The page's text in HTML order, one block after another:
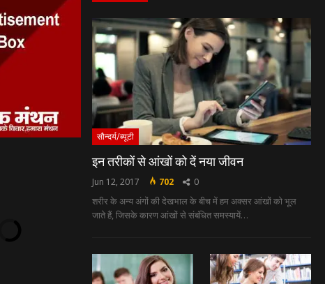
सौन्दर्य/ब्यूटी
इन तरीकों से आंखों को दें नया जीवन
Jun 12, 2017 702 0
शरीर के अन्‍य अंगों की देखभाल के बीच में हम अक्‍सर आंखों को भूल
जाते हैं, जिसके कारण आंखों से संबंधित समस्‍यायें…